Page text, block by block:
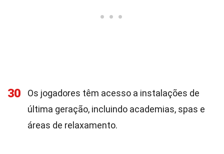
30
Os jogadores têm acesso a instalações de
última geração, incluindo academias, spas e
áreas de relaxamento.